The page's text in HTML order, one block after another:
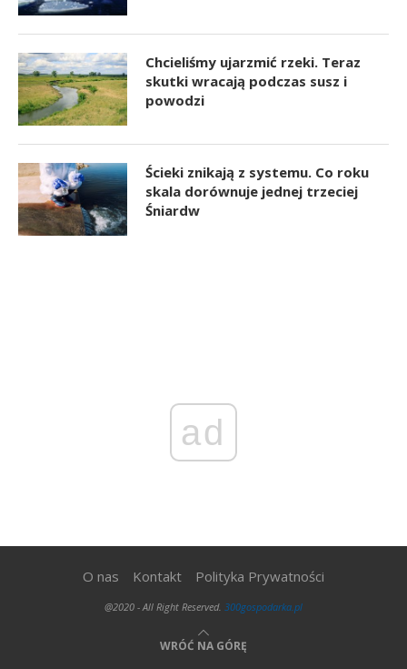
Chcieliśmy ujarzmić rzeki. Teraz
skutki wracają podczas susz i
powodzi
Ścieki znikają z systemu. Co roku
skala dorównuje jednej trzeciej
Śniardw
ad
O nas Kontakt Polityka Prywatności
@2020 - All Right Reserved. 300gospodarka.pl
WRÓĆ NA GÓRĘ